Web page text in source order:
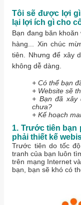
Tôi sẽ được lợi
lại lợi ích gì cho
Bạn đang băn khoăn
hàng... Xin chúc
tiên. Nhưng để xây
không dễ dàng.
+ Có thể bạn
+ Website sẽ
+ Bạn đã xây
chưa?
+ Kế hoạch
1. Trước tiên bạn
phải thiết kế
Trước tiên do tốc
tranh của bạn luôn
trên mạng Internet
bạn, bạn sẽ khó có